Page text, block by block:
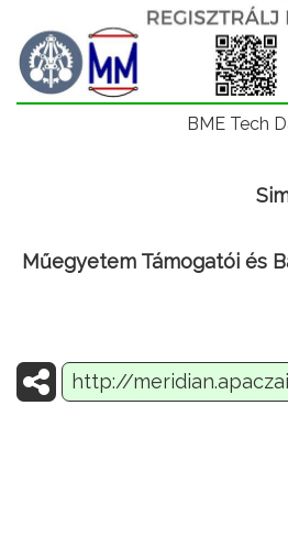
BME Tech
Műegyetem Támogatói és